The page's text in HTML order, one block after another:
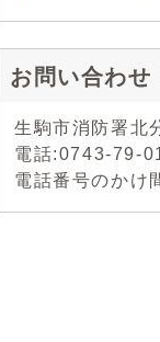
お問い合わせ
生駒市消防署北
電話:0743-79-
電話番号のかけ